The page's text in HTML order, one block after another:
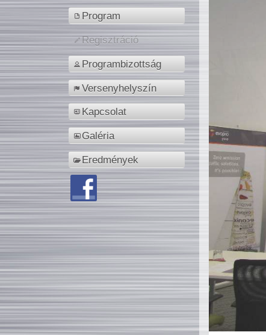
Program
Regisztráció
Programbizottság
Versenyhelyszín
Kapcsolat
Galéria
Eredmények